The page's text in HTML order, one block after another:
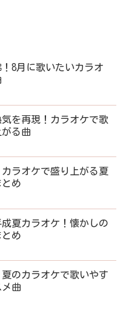
8月に歌いたいカラオ
を再現！カラオケで歌
る曲
ラオケで盛り上がる夏
め
夏カラオケ！懐かしの
とめ
のカラオケで歌いやす
曲